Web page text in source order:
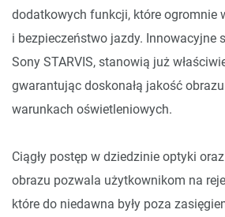
dodatkowych funkcji, które ogromnie
i bezpieczeństwo jazdy. Innowacyjne
Sony STARVIS, stanowią już
gwarantując doskonałą jakość
warunkach oświetleniowych.
Ciągły postęp w dziedzinie optyki
obrazu pozwala użytkownikom na
które do niedawna były poza